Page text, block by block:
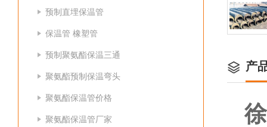
预制直埋保温管
保温管 橡塑管
预制聚氨酯保温三通
聚氨酯预制保温弯头
聚氨酯保温管价格
聚氨酯保温管厂家
产